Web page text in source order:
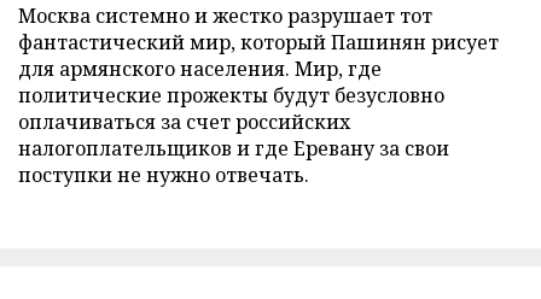
Москва системно и жестко разрушает тот
фантастический мир, который Пашинян рисует
для армянского населения. Мир, где
политические прожекты будут безусловно
оплачиваться за счет российских
налогоплательщиков и где Еревану за свои
поступки не нужно отвечать.